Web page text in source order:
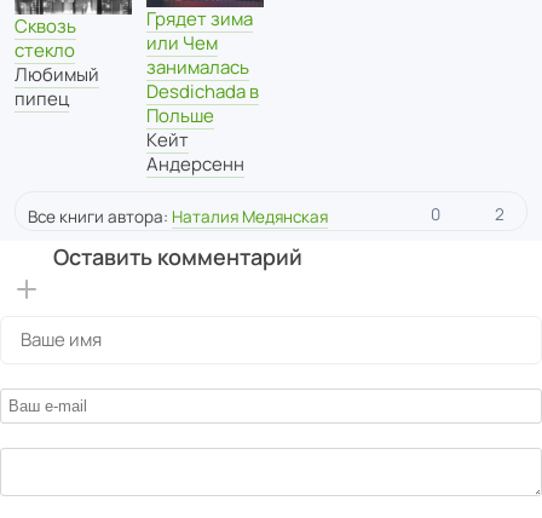
Сквозь
стекло
Любимый
пипец
Грядет зима
или Чем
занималась
Desdichadа в
Польше
Кейт
Андерсенн
Все книги автора: Наталия Медянская 0 2
Оставить комментарий